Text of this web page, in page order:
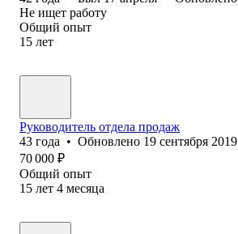
Не ищет работу
Общий опыт
15 лет
Руководитель отдела продаж
43 года • Обновлено 19 сентября 2019
70 000 ₽
Общий опыт
15 лет 4 месяца